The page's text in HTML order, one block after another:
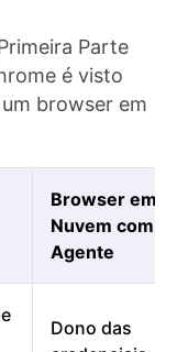
Parte
é visto
browser em
Browser em
Nuvem com
Agente
Dono das